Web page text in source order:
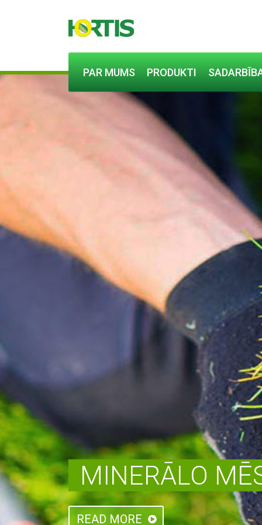
PAR MUMS PRODUKTI
MINERĀLO
READ MORE